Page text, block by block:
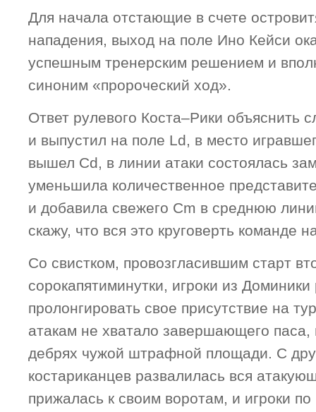
Для начала отстающие в счете
нападения, выход на поле Ино Кейси
успешным тренерским решением и
синоним «пророческий ход».
Ответ рулевого Коста–Рики объяснить
и выпустил на поле Ld, в место
вышел Cd, в линии атаки состоялась
уменьшила количественное
и добавила свежего Cm в среднюю
скажу, что вся это круговерть команде
Со свистком, провозгласившим старт
сорокапятиминутки, игроки из Доминики
пролонгировать свое присутствие на
атакам не хватало завершающего паса,
дебрях чужой штрафной площади. С
костариканцев развалилась вся
прижалась к своим воротам, и игроки